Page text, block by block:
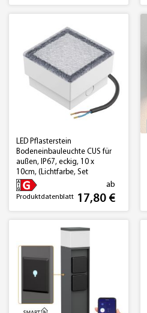
LED Pflasterstein
Bodeneinbauleuchte CUS für
außen, IP67, eckig, 10 x
10cm, (Lichtfarbe, Set
wählbar)
Produktdatenblatt
ab
17,80 €